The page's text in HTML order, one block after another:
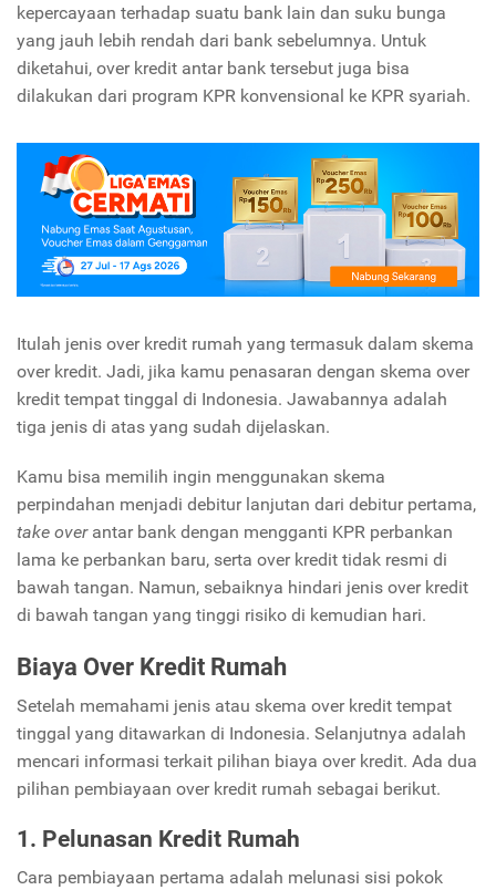
kepercayaan terhadap suatu bank lain dan suku bunga
yang jauh lebih rendah dari bank sebelumnya. Untuk
diketahui, over kredit antar bank tersebut juga bisa
dilakukan dari program KPR konvensional ke KPR syariah.
Itulah jenis over kredit rumah yang termasuk dalam skema
over kredit. Jadi, jika kamu penasaran dengan skema over
kredit tempat tinggal di Indonesia. Jawabannya adalah
tiga jenis di atas yang sudah dijelaskan.
Kamu bisa memilih ingin menggunakan skema
perpindahan menjadi debitur lanjutan dari debitur pertama,
take overantar bank dengan mengganti KPR perbankan
lama ke perbankan baru, serta over kredit tidak resmi di
bawah tangan. Namun, sebaiknya hindari jenis over kredit
di bawah tangan yang tinggi risiko di kemudian hari.
Biaya Over Kredit Rumah
Setelah memahami jenis atau skema over kredit tempat
tinggal yang ditawarkan di Indonesia. Selanjutnya adalah
mencari informasi terkait pilihan biaya over kredit. Ada dua
pilihan pembiayaan over kredit rumah sebagai berikut.
1. Pelunasan Kredit Rumah
Cara pembiayaan pertama adalah melunasi sisi pokok